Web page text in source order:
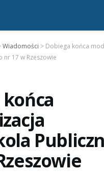
Wiadomości > Dobiega końca
nr 17 w Rzeszowie